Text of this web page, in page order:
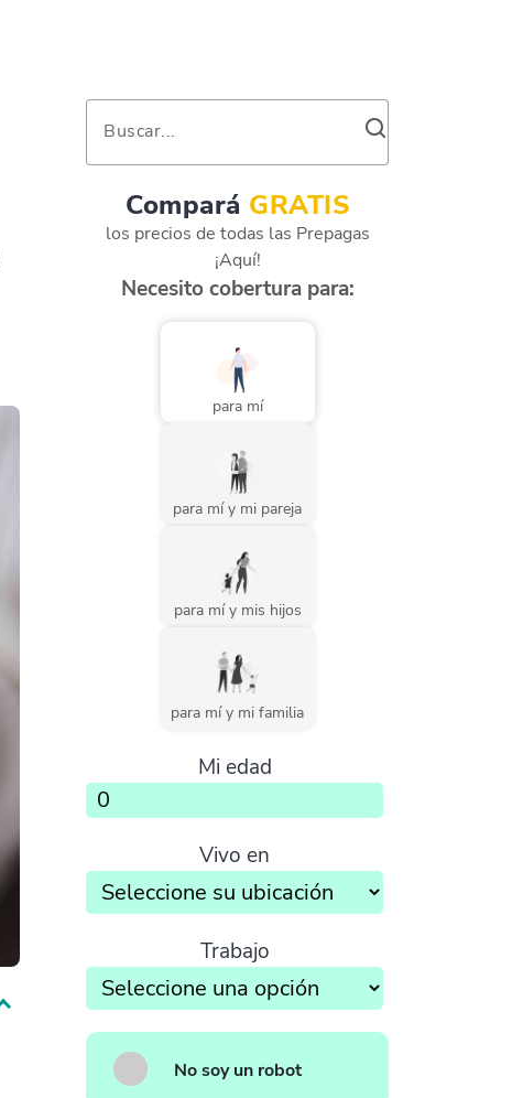
Buscar...
Compará GRATIS
los precios de todas las Prepagas
¡Aquí!
Necesito cobertura para:
para mí
para mí y mi pareja
para mí y mis hijos
para mí y mi familia
Mi edad
Vivo en
Trabajo
No soy un robot